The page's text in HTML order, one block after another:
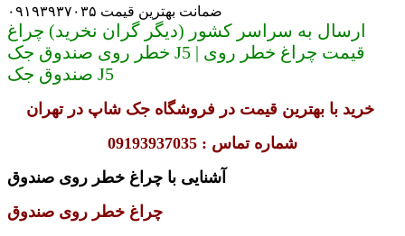
ضمانت بهترین قیمت ۰۹۱۹۳۹۳۷۰۳۵
ارسال به سراسر کشور (دیگر گران نخرید) چراغ
خطر روی صندوق جک J5 | قیمت چراغ خطر روی
صندوق جک J5
شماره تماس : 09193937035
آشنایی با چراغ خطر روی صندوق